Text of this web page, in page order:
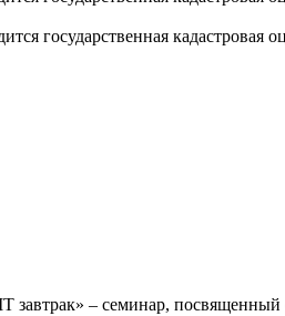
государственная кадастровая
завтрак» – семинар,